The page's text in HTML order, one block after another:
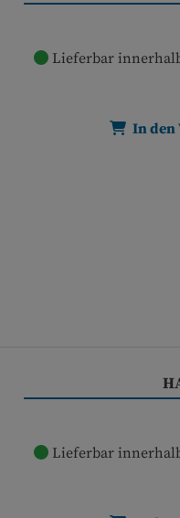
Lieferbar
In den
Lieferbar